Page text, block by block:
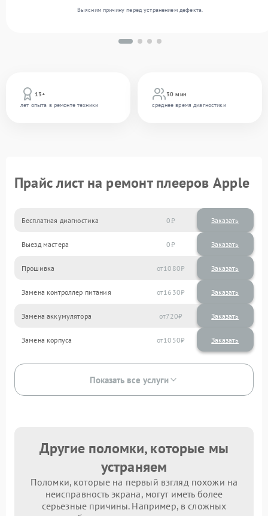
13+
лет опыта в ремонте техники
30 мин
среднее время диагностики
Выясним причину перед устранением дефекта.
Прайс лист на ремонт плееров Apple
Бесплатная диагностика 0 Заказать
Выезд мастера 0 Заказать
Прошивка 1080
Замена контроллер питания 1630
Замена аккумулятора 720
Замена корпуса 1050
Показать все услуги
Другие поломки, которые мы
устраняем
Поломки, которые на первый взгляд похожи на
неисправность экрана, могут иметь более
серьезные причины. Например, в сложных